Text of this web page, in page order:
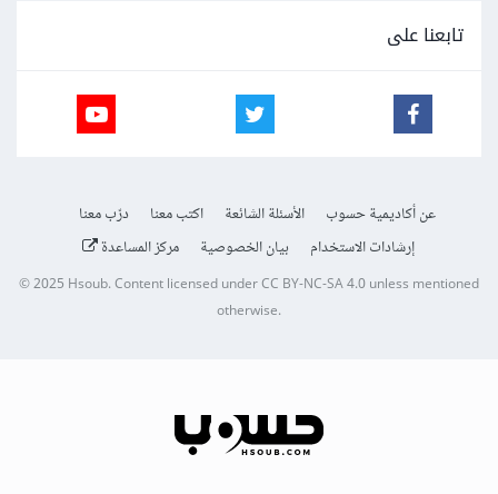
تابعنا على
عن أكاديمية حسوب الأسئلة الشائعة اكتب معنا
درّب معنا
إرشادات الاستخدام
بيان الخصوصية مركز المساعدة
© 2025Hsoub.Content licensed underCC BY-NC-SA 4.0unless mentioned
otherwise.